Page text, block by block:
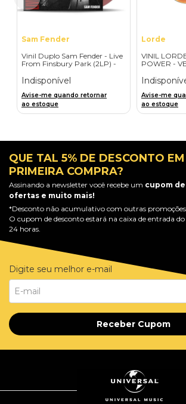
Sam Fender
Vinil Duplo Sam Fender - Live
From Finsbury Park (2LP) -
Indisponível
Avise-me quando retornar
ao estoque
Lorde
VINIL
POWER -
Avise-me
ao estoque
QUE TAL 5% DE DESCONTO
PRIMEIRA COMPRA?
Assinando a newsletter você recebe um cupom
ofertas e muito mais!
*Desconto não acumulativo com outras
O cupom de desconto estará na caixa de entrada
24 horas.
Digite seu melhor e-mail
Receber Cupom